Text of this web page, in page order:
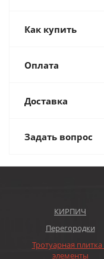
Как купить
Оплата
Доставка
Задать вопрос
КИРПИЧ
Перегородки
Тротуарная плитка
элементы